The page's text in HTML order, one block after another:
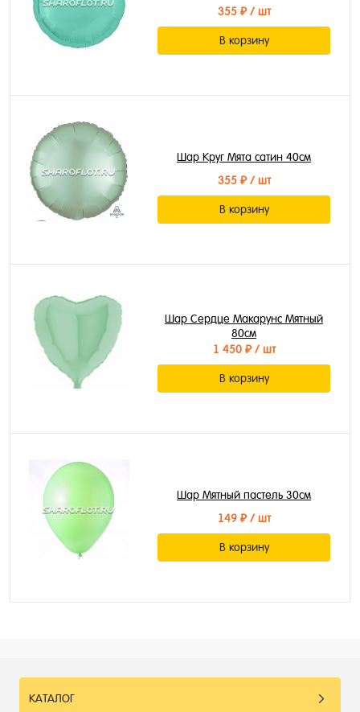
355 ₽/ шт
В корзину
Шар Круг Мята сатин 40см
355 ₽/ шт
В корзину
Шар Сердце Макарунс Мятный
80см
1 450 ₽/ шт
В корзину
Шар Мятный пастель 30см
149 ₽/ шт
В корзину
КАТАЛОГ